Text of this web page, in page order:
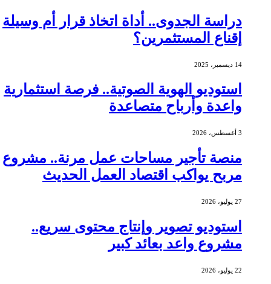
دراسة الجدوى.. أداة اتخاذ قرار أم وسيلة
إقناع المستثمرين؟
14 ديسمبر، 2025
استوديو الهوية الصوتية.. فرصة استثمارية
واعدة وأرباح متصاعدة
3 أغسطس، 2026
منصة تأجير مساحات عمل مرنة.. مشروع
مربح يواكب اقتصاد العمل الحديث
27 يوليو، 2026
استوديو تصوير وإنتاج محتوى سريع..
مشروع واعد بعائد كبير
22 يوليو، 2026